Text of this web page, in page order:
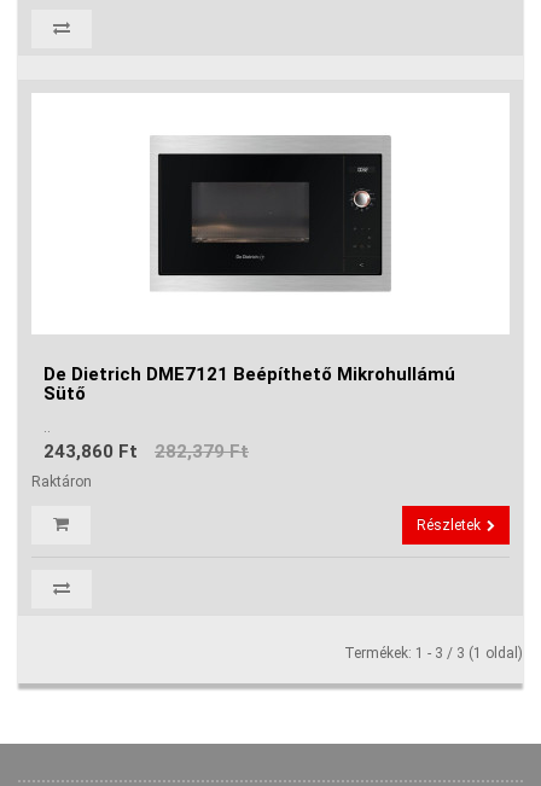
De Dietrich DME7121 Beépíthető Mikrohullámú
Sütő
..
243,860 Ft 282,379 Ft
Raktáron
Részletek
Termékek: 1 - 3 / 3 (1 oldal)